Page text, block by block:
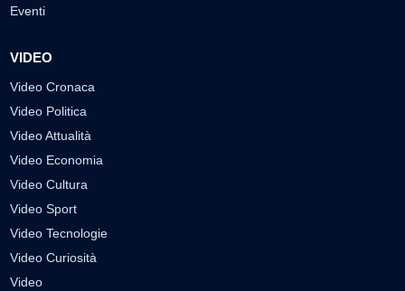
Eventi
VIDEO
Video Cronaca
Video Politica
Video Attualità
Video Economia
Video Cultura
Video Sport
Video Tecnologie
Video Curiosità
Video